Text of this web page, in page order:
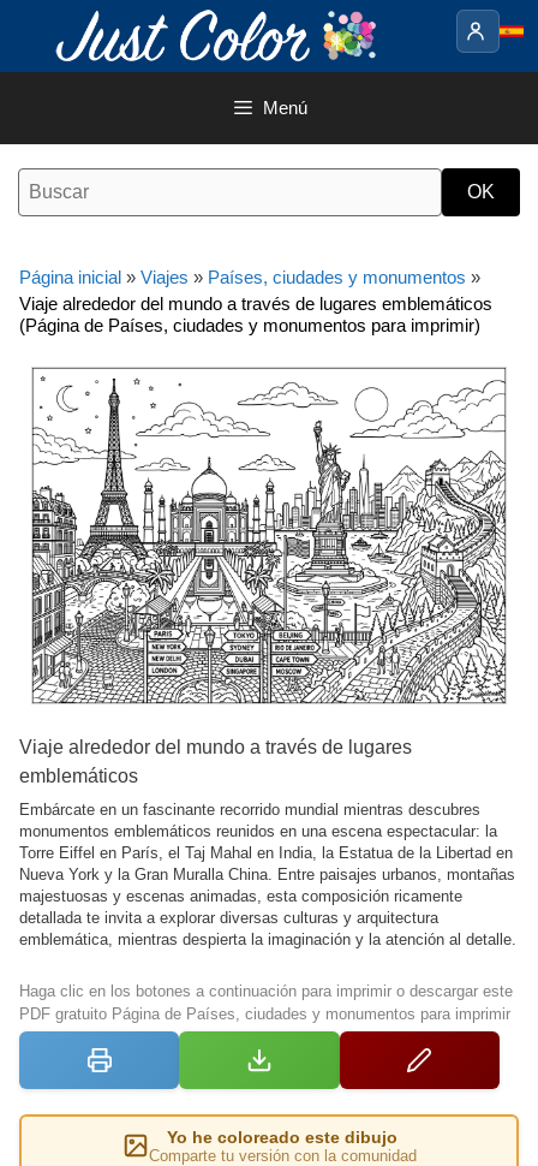
contenido
Menú
Página inicial » Viajes » Países, ciudades y monumentos »
Viaje alrededor del mundo a través de lugares emblemáticos
(Página de Países, ciudades y monumentos para imprimir)
Viaje alrededor del mundo a través de lugares
emblemáticos
Embárcate en un fascinante recorrido mundial mientras descubres
monumentos emblemáticos reunidos en una escena espectacular: la
Torre Eiffel en París, el Taj Mahal en India, la Estatua de la Libertad en
Nueva York y la Gran Muralla China. Entre paisajes urbanos, montañas
majestuosas y escenas animadas, esta composición ricamente
detallada te invita a explorar diversas culturas y arquitectura
emblemática, mientras despierta la imaginación y la atención al detalle.
Haga clic en los botones a continuación para imprimir o descargar este
PDF gratuito Página de Países, ciudades y monumentos para imprimir
Yo he coloreado este dibujo
Comparte tu versión con la comunidad